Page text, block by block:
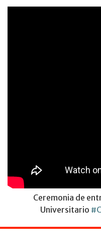
Ceremonia de
Universitario